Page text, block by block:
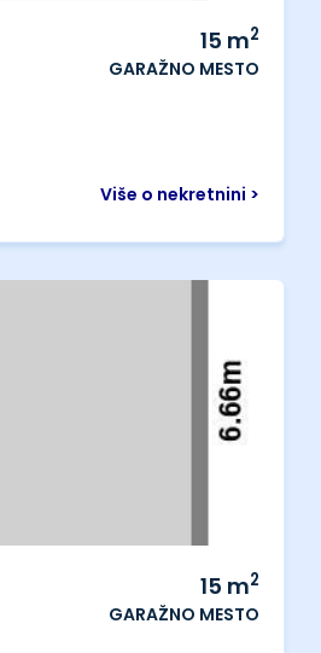
15 m2
GARAŽNO MESTO
Više o nekretnini >
15 m2
GARAŽNO MESTO